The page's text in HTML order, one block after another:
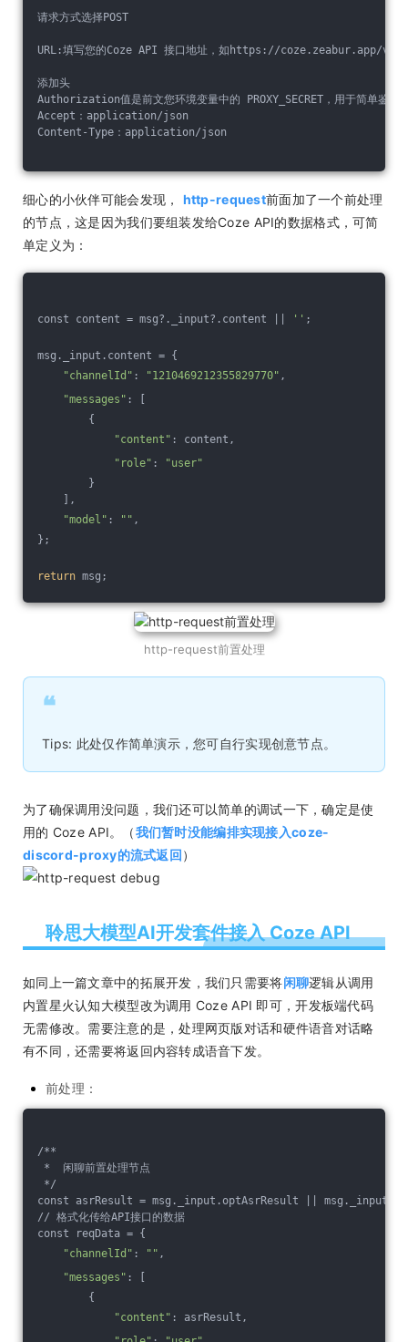
请求方式选择POST
URL:填写您的Coze API 接口地址，如https://coze.zeabur.app/
添加头
Authorization值是前文您环境变量中的 PROXY_SECRET，用于简单鉴权
Accept：application/json
Content-Type：application/json
细心的小伙伴可能会发现， http-request前面加了一个前处理
的节点，这是因为我们要组装发给Coze API的数据格式，可简
单定义为：
const content = msg?._input?.content || '' ;
msg._input.content = {
"channelId" : "1210469212355829770" ,
"messages" : [
{
"content" : content,
"role" :
"user"
}
],
"model" : "" ,
};
return msg;
http-request前置处理
❝
Tips: 此处仅作简单演示，您可自行实现创意节点。
为了确保调用没问题，我们还可以简单的调试一下，确定是使
用的 Coze API。（我们暂时没能编排实现接入coze-
discord-proxy的流式返回）
聆思大模型AI开发套件接入 Coze API
如同上一篇文章中的拓展开发，我们只需要将闲聊逻辑从调用
内置星火认知大模型改为调用 Coze API 即可，开发板端代码
无需修改。需要注意的是，处理网页版对话和硬件语音对话略
有不同，还需要将返回内容转成语音下发。
前处理：
/**
*  闲聊前置处理节点
*/
const asrResult = msg._input.optAsrResult ||
// 格式化传给API接口的数据
const reqData = {
"channelId" : "" ,
"messages" : [
{
"content" : asrResult,